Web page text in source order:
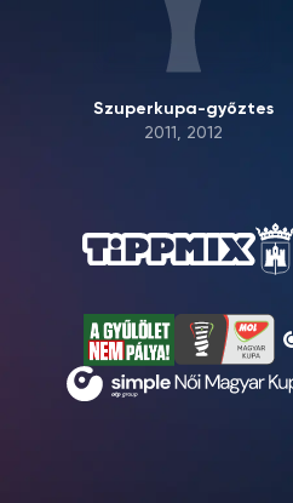
Szuperkupa-győztes
2011, 2012